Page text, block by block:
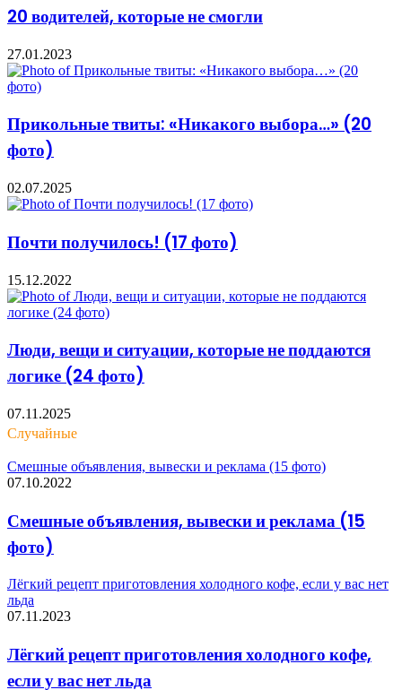
20 водителей, которые не смогли
27.01.2023
Прикольные твиты: «Никакого выбора…» (20
фото)
02.07.2025
Почти получилось! (17 фото)
15.12.2022
Люди, вещи и ситуации, которые не поддаются
логике (24 фото)
07.11.2025
Случайные
Смешные объявления, вывески и реклама (15 фото)
07.10.2022
Смешные объявления, вывески и реклама (15
фото)
Лёгкий рецепт приготовления холодного кофе, если у вас нет
льда
07.11.2023
Лёгкий рецепт приготовления холодного кофе,
если у вас нет льда